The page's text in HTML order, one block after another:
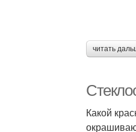
читать
Какой